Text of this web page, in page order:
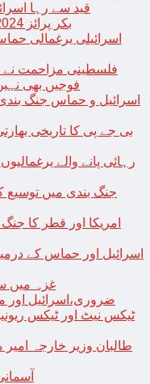
قید سے رہا
بکر پرائز 2024آئرش مصنف پال لنچ نے جیت لیا
اسرائیلی یرغمالی
فلسطینی مزاحمت نے
فوجیں بھی
بی جے پی کا تاریخی
رہائی پانے والے
جنگ بندی میں توسیع
امریکا اور قطر کا
اسرائیل اور حماس کے
غزہ میں
ضروری،اسرائیل اور
ٹیکس نیٹ اور ٹیکس
طالبان وزیر خارجہ
آسمانی